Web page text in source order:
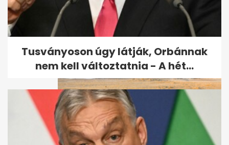
Az olasz futball válsága:
Guardiola sokkolta, Mancini...
Tusványoson úgy látják, Orbánnak
nem kell változtatnia - A hét...